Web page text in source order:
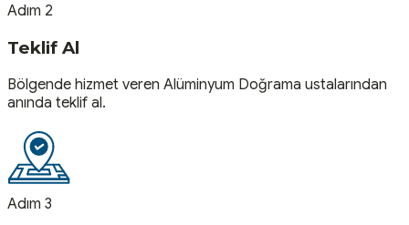
Adım 2
Teklif Al
Bölgende hizmet veren Alüminyum Doğrama ustalarından
anında teklif al.
Adım 3